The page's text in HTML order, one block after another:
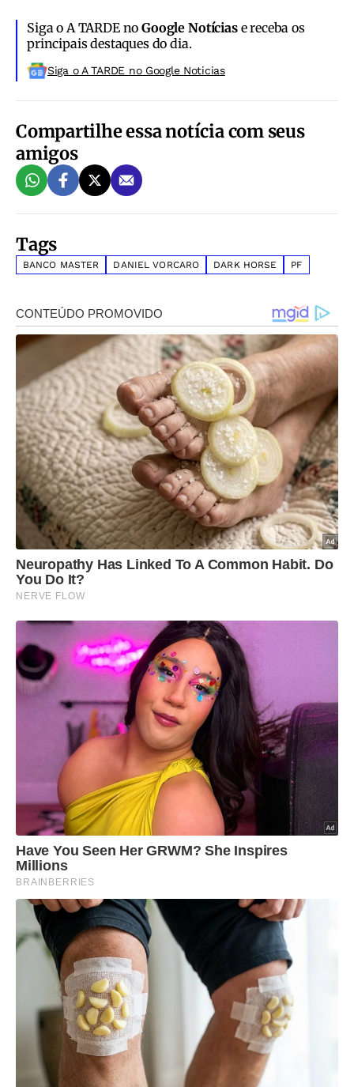
Siga o A TARDE noGoogle Notíciase receba os
principais destaques do dia.
Siga o A TARDE no Google Noticias
Compartilhe essa notícia com seus
amigos
Tags
BANCO MASTER DANIEL VORCARO DARK HORSE PF